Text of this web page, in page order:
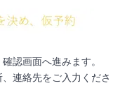
認画面へ進みます。
連絡先をご入力くださ